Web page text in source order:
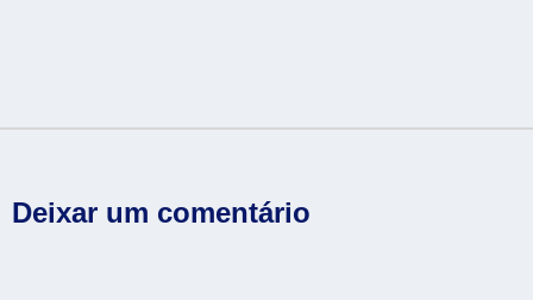
Deixar um comentário